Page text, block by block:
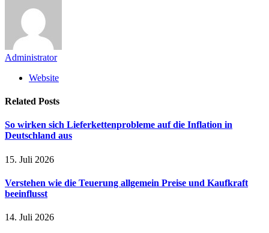
Administrator
Website
Related Posts
So wirken sich Lieferkettenprobleme auf die Inflation in
Deutschland aus
15. Juli 2026
Verstehen wie die Teuerung allgemein Preise und Kaufkraft
beeinflusst
14. Juli 2026